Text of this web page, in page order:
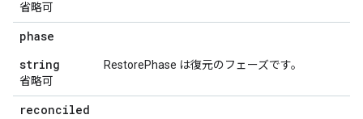
省略可
phase
string
省略可
RestorePhase は復元のフェーズです。
reconciled